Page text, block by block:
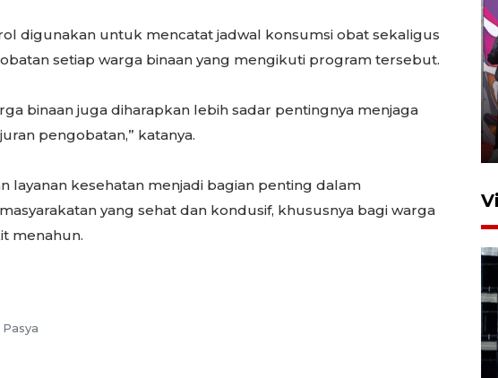
digunakan untuk mencatat jadwal konsumsi obat sekaligus
setiap warga binaan yang mengikuti program tersebut.
binaan juga diharapkan lebih sadar pentingnya menjaga
pengobatan,” katanya.
layanan kesehatan menjadi bagian penting dalam
yang sehat dan kondusif, khususnya bagi warga
menahun.
Bola Usia Dini
23 Juli 2026 21:36